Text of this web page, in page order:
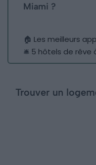
Miami ?
🏠 Les meilleurs
🛎 5 hôtels de rêve
Trouver un